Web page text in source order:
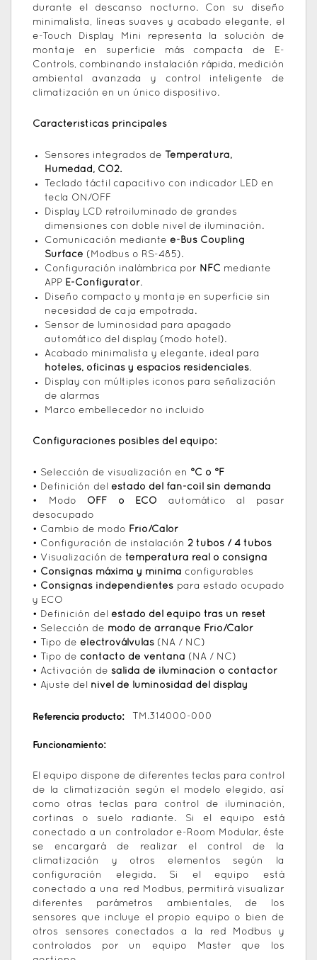
durante el descanso nocturno. Con su diseño
minimalista, líneas suaves y acabado elegante, el
e-Touch Display Mini representa la solución de
montaje en superficie más compacta de E-
Controls, combinando instalación rápida, medición
ambiental avanzada y control inteligente de
climatización en un único dispositivo.
Características principales
Sensores integrados de
Temperatura,
Humedad, CO2.
Teclado táctil capacitivo con indicador LED en
tecla ON/OFF
Display LCD retroiluminado de grandes
dimensiones con doble nivel de iluminación.
Comunicación mediante e-Bus Coupling
Surface (Modbus o RS-485).
Configuración inalámbrica por NFC mediante
APP E-Configurator.
Diseño compacto y montaje en superficie sin
necesidad de caja empotrada.
Sensor de luminosidad para apagado
automático del display (modo hotel).
Acabado minimalista y elegante, ideal para
hoteles, oficinas y espacios residenciales.
Display con múltiples iconos para señalización
de alarmas
Marco embellecedor no incluido
Configuraciones posibles del equipo:
• Selección de visualización en °C o °F
• Definición del estado del fan-coil sin demanda
• Modo OFF o ECO
automático al pasar
desocupado
• Cambio de modo Frío/Calor
• Configuración de instalación 2 tubos / 4 tubos
• Visualización de temperatura real o consigna
• Consignas máxima y mínima configurables
• Consignas independientes para estado ocupado
y ECO
• Definición del estado del equipo tras un reset
• Selección de modo de arranque Frío/Calor
• Tipo de electroválvulas (NA / NC)
• Tipo de contacto de ventana (NA / NC)
• Activación de salida de iluminación o contactor
• Ajuste del nivel de luminosidad del display
Referencia producto: TM.314000-000
Funcionamiento:
El equipo dispone de diferentes teclas para control
de la climatización según el modelo elegido, así
como otras teclas para control de iluminación,
cortinas o suelo radiante. Si el equipo está
conectado a un controlador e-Room Modular, éste
se encargará de realizar el control de la
climatización y otros elementos según la
configuración elegida. Si el equipo está
conectado a una red Modbus, permitirá visualizar
diferentes parámetros ambientales, de los
sensores que incluye el propio equipo o bien de
otros sensores conectados a la red Modbus y
controlados por un equipo Master que los